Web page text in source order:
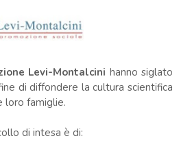
Levi-Montalcini hanno siglato
di diffondere la cultura scientifica
loro famiglie.
di intesa è di: